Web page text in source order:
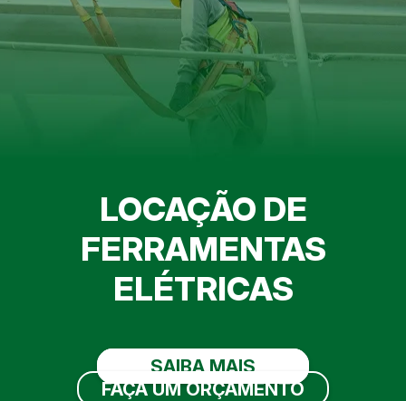
LOCAÇÃO DE
FERRAMENTAS
ELÉTRICAS
SAIBA MAIS
FAÇA UM ORÇAMENTO